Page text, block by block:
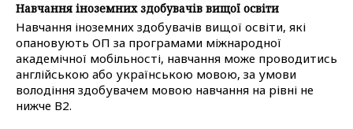
Навчання іноземних здобувачів вищої освіти
Навчання іноземних здобувачів вищої освіти, які
опановують ОП за програмами міжнародної
академічної мобільності, навчання може проводитись
англійською або українською мовою, за умови
володіння здобувачем мовою навчання на рівні не
нижче В2.